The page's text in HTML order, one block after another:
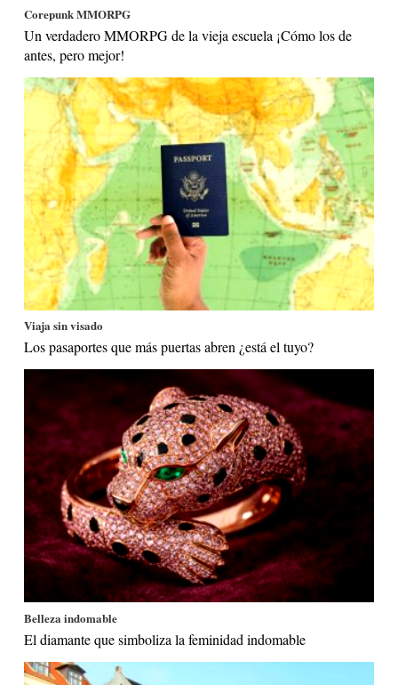
Corepunk MMORPG
Un verdadero MMORPG de la vieja escuela ¡Cómo los de
antes, pero mejor!
Viaja sin visado
Los pasaportes que más puertas abren ¿está el tuyo?
Belleza indomable
El diamante que simboliza la feminidad indomable